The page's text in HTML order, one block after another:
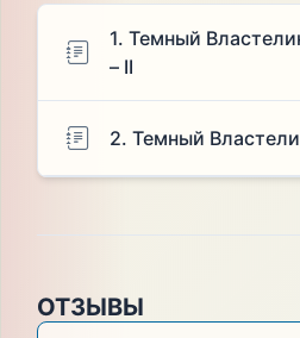
1. Темный
– II
2. Темный
ОТЗЫВЫ